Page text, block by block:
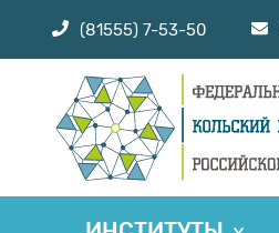
(81555) 7-53-50